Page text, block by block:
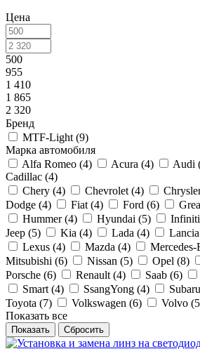
Цена
500
955
1 410
1 865
2 320
Бренд
MTF-Light (9)
Марка автомобиля
Alfa Romeo (4) Acura (4) Audi
Cadillac (4)
Chery (4) Chevrolet (4)
Dodge (4) Fiat (4) Ford (6)
Hummer (4) Hyundai (5)
Jeep (5) Kia (4) Lada (4)
Lexus (4) Mazda (4) Mercedes-
Mitsubishi (6) Nissan (5) Opel (8)
Porsche (6) Renault (4) Saab (6)
Smart (4) SsangYong (4)
Toyota (7) Volkswagen (6) Volvo (5
Показать все
Сбросить